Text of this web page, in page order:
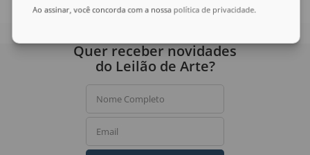
Ao assinar, você concorda com a nossa política de privacidade.
Quer receber novidades
do Leilão de Arte?
Nome Completo
Email